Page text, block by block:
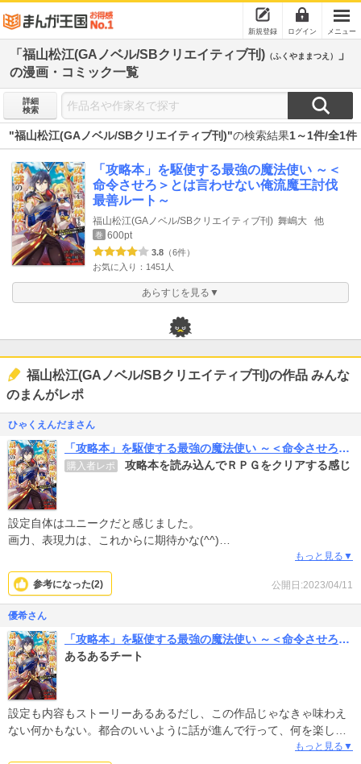
新規登録 ログイン メニュー
「福山松江(GAノベル/SBクリエイティブ刊) （ふくやままつえ）
」
の漫画・コミック一覧
詳細
検索
"福山松江(GAノベル/SBクリエイティブ刊)"の検索結果1～1件/全1件
「攻略本」を駆使する最強の魔法使い ～＜
命令させろ＞とは言わせない俺流魔王討伐
最善ルート～
福山松江(GAノベル/SBクリエイティブ刊) 舞嶋大 他
巻 600pt
3.8 （6件）
お気に入り：1451人
あらすじを見る▼
福山松江(GAノベル/SBクリエイティブ刊)の作品 みんな
のまんがレポ
ひゃくえんだまさん
「攻略本」を駆使する最強の魔法使い ～＜命令させろ＞とは言わせない俺流魔王討伐最善ルート～
購入者レポ 攻略本を読み込んでＲＰＧをクリアする感じ
設定自体はユニークだと感じました。
画力、表現力は、これからに期待かな(^^)
少しダサい魔法名と照れてる時の描写が最初は残念に思っていたけ
ど、慣れてくると地味にハマりますw
何の脈絡もない俺TUEE系よりかは、登場人物の背景や物語の広が
りや深さを感じられると思います。
ＲＰＧを攻略本なしではクリアできない人にとって、共感できる人
もいれば、同族嫌悪で拒否感になる人もいると思いますが、私は共
感できる部分が多かったです！
もっと見る▼
公開日:2023/04/11
参考になった(2)
優希さん
「攻略本」を駆使する最強の魔法使い ～＜命令させろ＞とは言わせない俺流魔王討伐最善ルート～
あるあるチート
設定も内容もストーリーあるあるだし、この作品じゃなきゃ味わえ
ない何かもない。都合のいいように話が進んで行って、何を楽しみ
もっと見る▼